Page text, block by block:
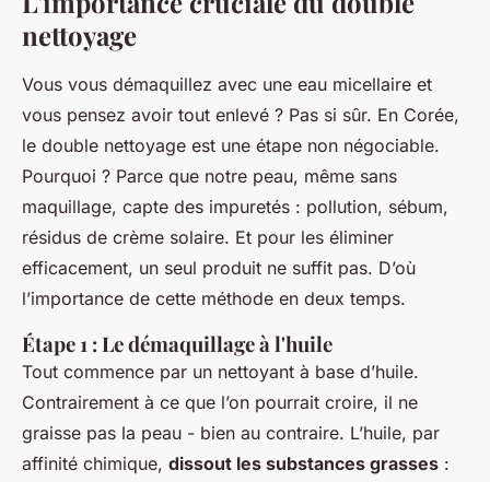
nettoyage
Vous vous démaquillez avec une eau micellaire et
vous pensez avoir tout enlevé ? Pas si sûr. En Corée,
le double nettoyage est une étape non négociable.
Pourquoi ? Parce que notre peau, même sans
maquillage, capte des impuretés : pollution, sébum,
résidus de crème solaire. Et pour les éliminer
efficacement, un seul produit ne suffit pas. D’où
l’importance de cette méthode en deux temps.
Étape 1 : Le démaquillage à l'huile
Tout commence par un nettoyant à base d’huile.
Contrairement à ce que l’on pourrait croire, il ne
graisse pas la peau - bien au contraire. L’huile, par
affinité chimique, dissout les substances grasses :